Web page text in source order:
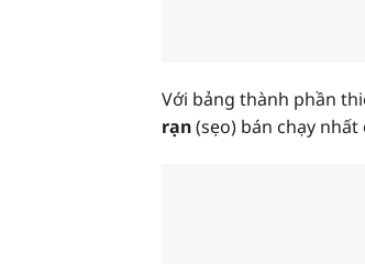
Với bảng thành phần
rạn(sẹo) bán chạy